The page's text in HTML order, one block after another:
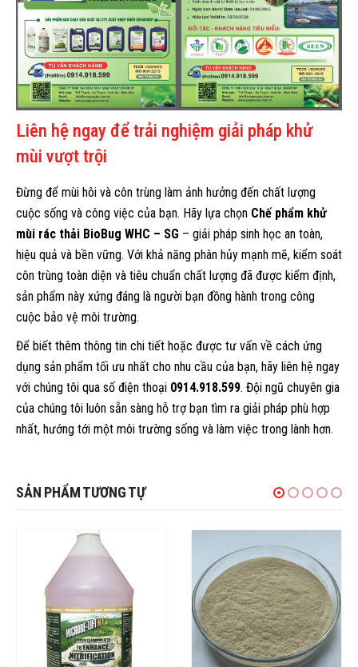
Liên hệ ngay để trải nghiệm giải pháp khử
mùi vượt trội
Đừng để mùi hôi và côn trùng làm ảnh hưởng đến chất lượng
cuộc sống và công việc của bạn. Hãy lựa chọn Chế phẩm khử
mùi rác thải BioBug WHC – SG – giải pháp sinh học an toàn,
hiệu quả và bền vững. Với khả năng phân hủy mạnh mẽ, kiểm soát
côn trùng toàn diện và tiêu chuẩn chất lượng đã được kiểm định,
sản phẩm này xứng đáng là người bạn đồng hành trong công
cuộc bảo vệ môi trường.
Để biết thêm thông tin chi tiết hoặc được tư vấn về cách ứng
dụng sản phẩm tối ưu nhất cho nhu cầu của bạn, hãy liên hệ ngay
với chúng tôi qua số điện thoại 0914.918.599. Đội ngũ chuyên gia
của chúng tôi luôn sẵn sàng hỗ trợ bạn tìm ra giải pháp phù hợp
nhất, hướng tới một môi trường sống và làm việc trong lành hơn.
SẢN PHẨM TƯƠNG TỰ